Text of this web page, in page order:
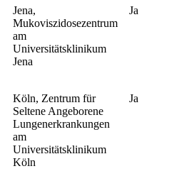
Jena,
Mukoviszidosezentrum
am
Universitätsklinikum
Jena
Ja
Köln, Zentrum für
Seltene Angeborene
Lungenerkrankungen
am
Universitätsklinikum
Köln
Ja